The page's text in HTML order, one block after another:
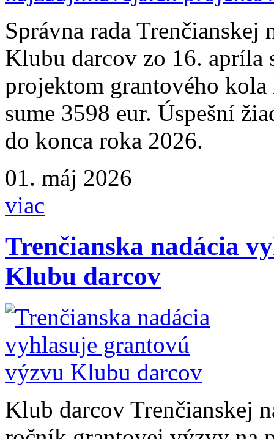
Správna rada Trenčianskej
Klubu darcov zo 16. apríla
projektom grantového
sume 3598 eur. Úspešní
do konca roka 2026.
01. máj 2026
viac
Trenčianska nadácia
Klubu darcov
Klub darcov Trenčianskej